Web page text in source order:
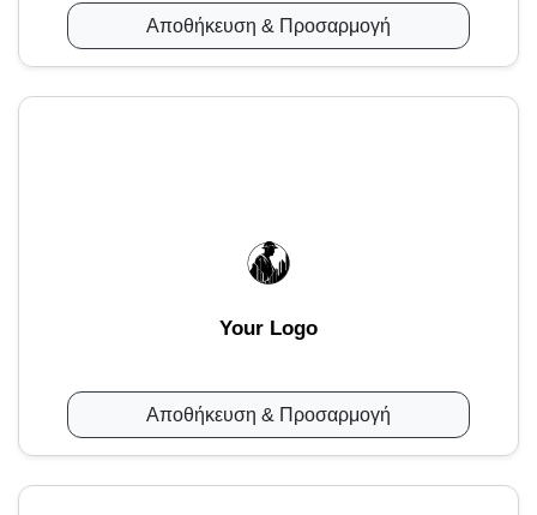
Αποθήκευση & Προσαρμογή
Your Logo
Αποθήκευση & Προσαρμογή